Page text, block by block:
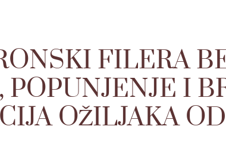
FILERA
POPUNJENJE I
OŽILJAKA